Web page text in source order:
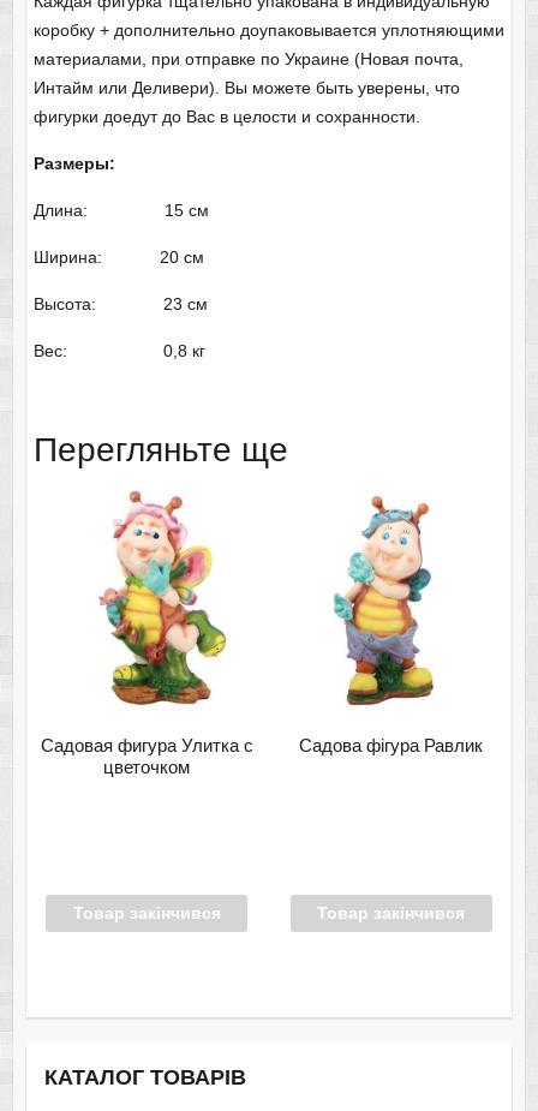
коробку + дополнительно доупаковывается уплотняющими
материалами, при отправке по Украине (Новая почта,
Интайм или Деливери). Вы можете быть уверены, что
фигурки доедут до Вас в целости и сохранности.
Размеры:
Длина: 15 см
Ширина: 20 см
Высота: 23 см
Вес: 0,8 кг
Перегляньте ще
Садовая фигура Улитка с
цветочком
Товар закінчився
Садова фігура Равлик
Товар закінчився
КАТАЛОГ ТОВАРІВ